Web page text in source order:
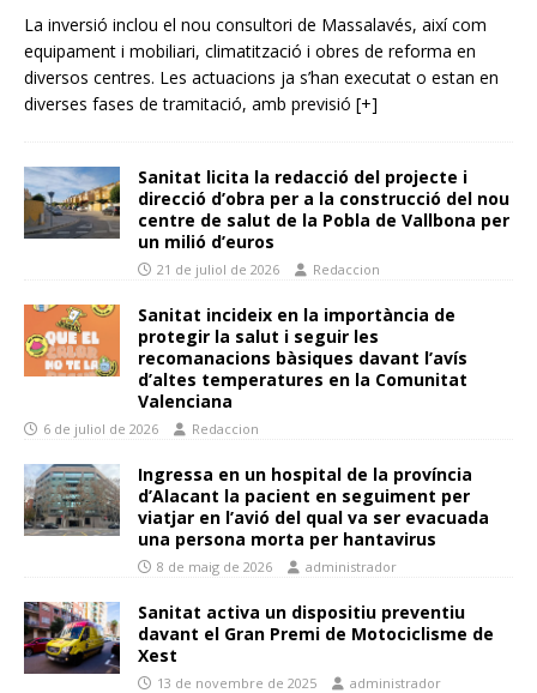
La inversió inclou el nou consultori de Massalavés, així com
equipament i mobiliari, climatització i obres de reforma en
diversos centres. Les actuacions ja s’han executat o estan en
diverses fases de tramitació, amb previsió [+]
Sanitat licita la redacció del projecte i
direcció d’obra per a la construcció del nou
centre de salut de la Pobla de Vallbona per
un milió d’euros
21 de juliol de 2026 Redaccion
Sanitat incideix en la importància de
protegir la salut i seguir les
recomanacions bàsiques davant l’avís
d’altes temperatures en la Comunitat
Valenciana
6 de juliol de 2026 Redaccion
Ingressa en un hospital de la província
d’Alacant la pacient en seguiment per
viatjar en l’avió del qual va ser evacuada
una persona morta per hantavirus
8 de maig de 2026 administrador
Sanitat activa un dispositiu preventiu
davant el Gran Premi de Motociclisme de
Xest
13 de novembre de 2025 administrador